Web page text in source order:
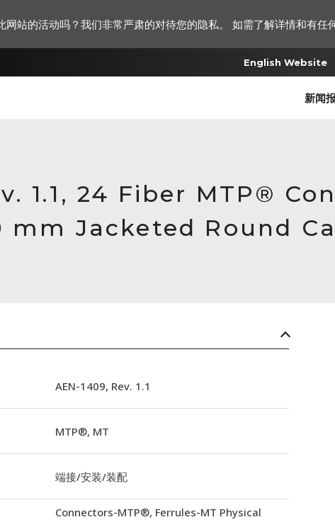
English Website
新闻
1.1, 24 Fiber MTP®
mm Jacketed Round
AEN-1409, Rev. 1.1
MTP®, MT
端接/安装/装配
Connectors-MTP®, Ferrules-MT Physical
网站的活动吗？我们非常严肃的对待您的隐私。 如需了解详情和有任